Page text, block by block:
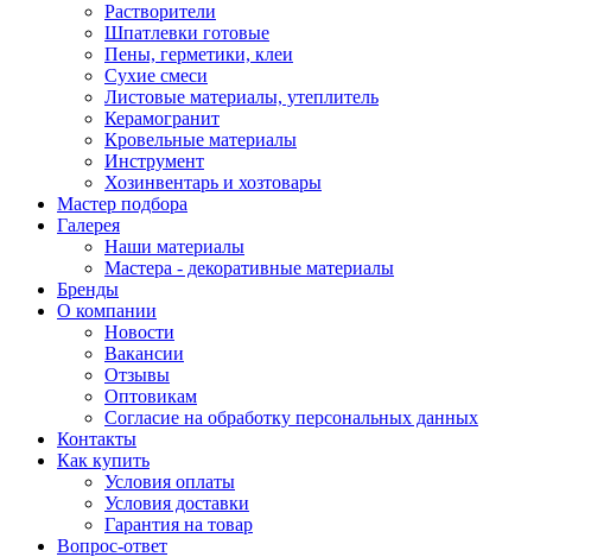
Растворители
Шпатлевки готовые
Пены, герметики, клеи
Сухие смеси
Листовые материалы, утеплитель
Керамогранит
Кровельные материалы
Инструмент
Хозинвентарь и хозтовары
Мастер подбора
Галерея
Наши материалы
Мастера - декоративные материалы
Бренды
О компании
Новости
Вакансии
Отзывы
Оптовикам
Cогласие на обработку персональных данных
Контакты
Как купить
Условия оплаты
Условия доставки
Гарантия на товар
Вопрос-ответ